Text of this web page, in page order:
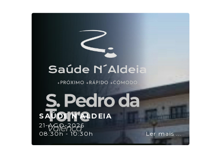
SAÚDE N'ALDEIA
21-AGO-2026
08:30h - 10:30h
Ler mais ...